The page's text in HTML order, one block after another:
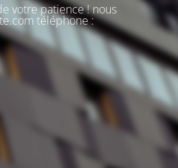
votre patience ! nous
téléphone :